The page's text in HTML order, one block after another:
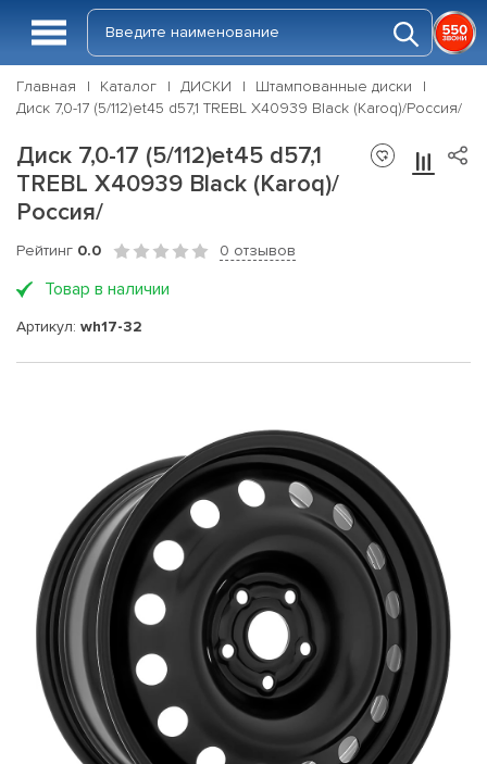
Главная Каталог ДИСКИ
Штампованные диски
Диск 7,0-17 (5/112)et45 d57,1 TREBL X40939 Black (Karoq)/Россия/
Диск 7,0-17 (5/112)et45 d57,1
TREBL X40939 Black (Karoq)/
Россия/
Рейтинг 0.0 0 отзывов
Товар в наличии
Артикул: wh17-32